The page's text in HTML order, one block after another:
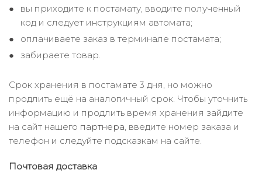
вы приходите к постамату, вводите полученный
код и следует инструкциям автомата;
оплачиваете заказ в терминале постамата;
забираете товар.
Срок хранения в постамате 3 дня, но можно
продлить ещё на аналогичный срок. Чтобы уточнить
информацию и продлить время хранения зайдите
на сайт нашего партнера, введите номер заказа и
телефон и следуйте подсказкам на сайте.
Почтовая доставка